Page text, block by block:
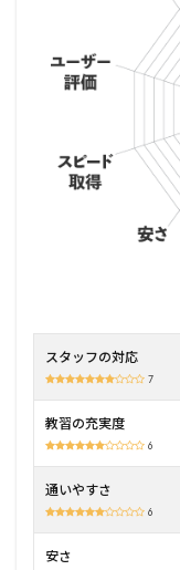
車学
校の
特徴
合宿
並み
に早
も教
習可
2.3
無料
送迎
バス
スタッフの対応
7
教習の充実度
6
通いやすさ
6
安さ